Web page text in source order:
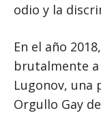
odio y la
En el año
brutalmente a
Lugonov, una
Orgullo Gay